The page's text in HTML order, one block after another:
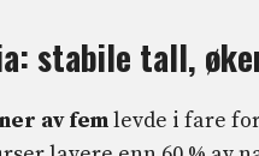
stabile tall,
av femlevde i fare